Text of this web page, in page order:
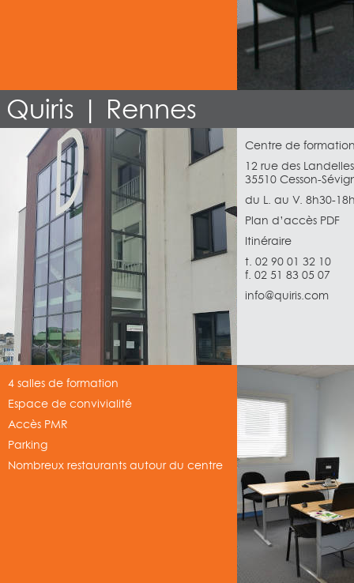
Quiris | Rennes
Centre de
12 rue des
35510 Cesson-
du L. au V. 8h30-
Plan d’accès PDF
Itinéraire
t. 02 90 01 32 10
f. 02 51 83 05 07
info@quiris.com
4 salles de formation
Espace de convivialité
Accès PMR
Parking
Nombreux restaurants autour du centre